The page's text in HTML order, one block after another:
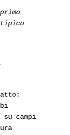
su campi